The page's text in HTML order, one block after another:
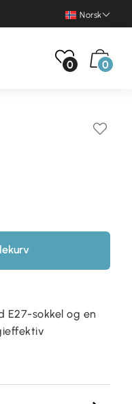
Norsk
0 0
E27-sokkel og en